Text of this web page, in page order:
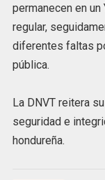
permanecen en
regular,
diferentes faltas
pública.
La DNVT reitera
seguridad e
hondureña.